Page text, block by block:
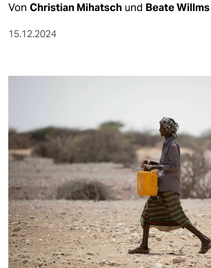
veranstaltungen
shop
abo
genossenschaft
epaper login
Von Christian Mihatsch und Beate Willms
15.12.2024